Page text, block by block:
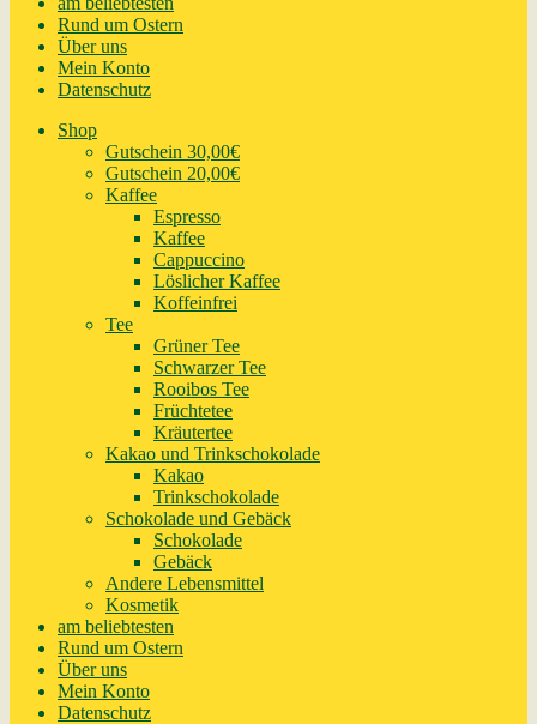
Rund um Ostern
Über uns
Mein Konto
Datenschutz
Shop
Gutschein 30,00€
Gutschein 20,00€
Kaffee
Espresso
Kaffee
Cappuccino
Löslicher Kaffee
Koffeinfrei
Tee
Grüner Tee
Schwarzer Tee
Rooibos Tee
Früchtetee
Kräutertee
Kakao und Trinkschokolade
Kakao
Trinkschokolade
Schokolade und Gebäck
Schokolade
Gebäck
Andere Lebensmittel
Kosmetik
am beliebtesten
Rund um Ostern
Über uns
Mein Konto
Datenschutz